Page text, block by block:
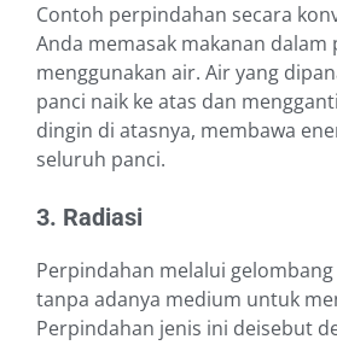
Contoh perpindahan secara
Anda memasak makanan dalam
menggunakan air. Air yang
panci naik ke atas dan
dingin di atasnya, membawa
seluruh panci.
3. Radiasi
Perpindahan melalui
tanpa adanya medium untuk
Perpindahan jenis ini deisebut